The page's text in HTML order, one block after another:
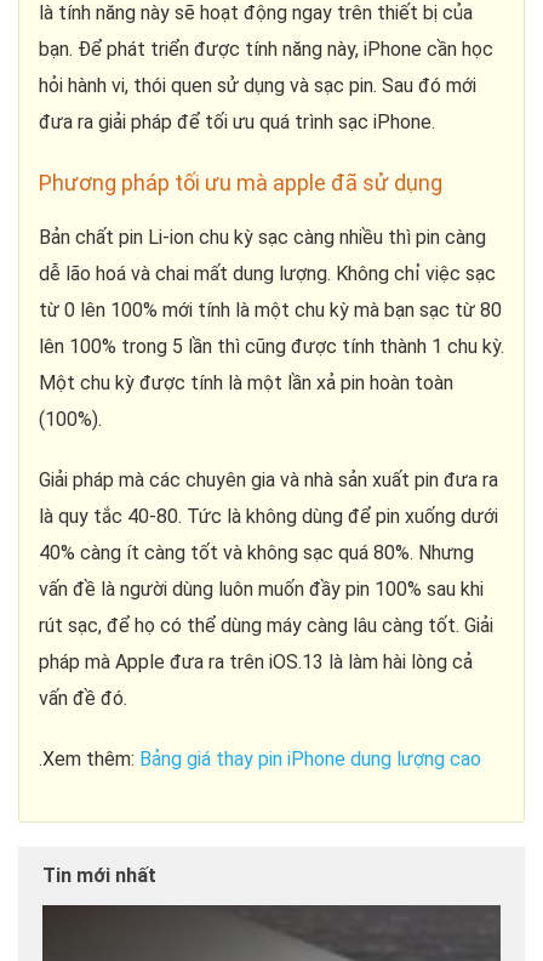
là tính năng này sẽ hoạt động ngay trên thiết bị của
bạn. Để phát triển được tính năng này, iPhone cần học
hỏi hành vi, thói quen sử dụng và sạc pin. Sau đó mới
đưa ra giải pháp để tối ưu quá trình sạc iPhone.
Phương pháp tối ưu mà apple đã sử dụng
Bản chất pin Li-ion chu kỳ sạc càng nhiều thì pin càng
dễ lão hoá và chai mất dung lượng. Không chỉ việc sạc
từ 0 lên 100% mới tính là một chu kỳ mà bạn sạc từ 80
lên 100% trong 5 lần thì cũng được tính thành 1 chu kỳ.
Một chu kỳ được tính là một lần xả pin hoàn toàn
(100%).
Giải pháp mà các chuyên gia và nhà sản xuất pin đưa ra
là quy tắc 40-80. Tức là không dùng để pin xuống dưới
40% càng ít càng tốt và không sạc quá 80%. Nhưng
vấn đề là người dùng luôn muốn đầy pin 100% sau khi
rút sạc, để họ có thể dùng máy càng lâu càng tốt. Giải
pháp mà Apple đưa ra trên iOS.13 là làm hài lòng cả
vấn đề đó.
.Xem thêm: Bảng giá thay pin iPhone dung lượng cao
Tin mới nhất